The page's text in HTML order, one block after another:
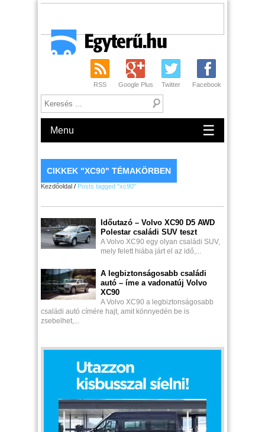
RSS Google Plus Twitter Facebook
Menu ☰
CIKKEK "XC90" TÉMAKÖRBEN
Kezdőoldal / Posts tagged "xc90"
Időutazó – Volvo XC90 D5 AWD
Polestar családi SUV teszt
A Volvo XC90 egy olyan családi SUV,
mely felett hiába járt el az idő,...
A legbiztonságosabb családi
autó – íme a vadonatúj Volvo
XC90
A Volvo XC90 a legbiztonságosabb
családi autó címére hajt, amit könnyedén be is
zsebelhet,...